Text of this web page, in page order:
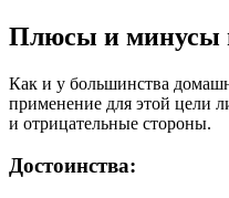
Плюсы и минусы
Как и у большинства
применение для этой цели
и отрицательные стороны.
Достоинства: